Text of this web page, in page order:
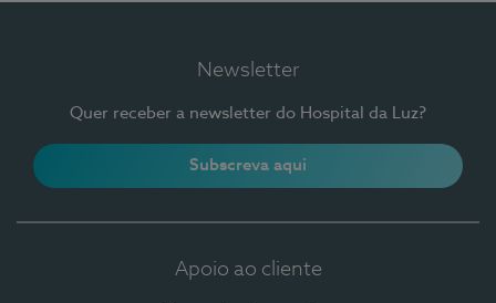
Newsletter
Quer receber a newsletter do Hospital da Luz?
Subscreva aqui
Apoio ao cliente